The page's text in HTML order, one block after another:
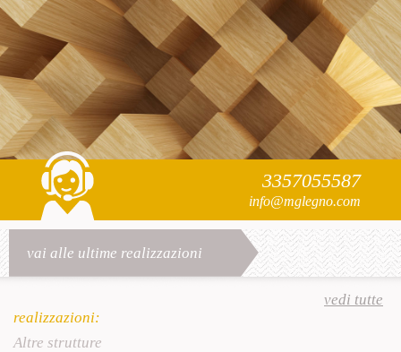
MG Legno
3357055587
info@mglegno.com
vai alle ultime realizzazioni
vedi tutte
realizzazioni:
Altre strutture